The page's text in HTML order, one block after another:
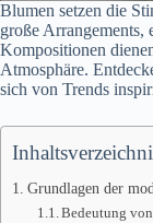
Blumen setzen die
große Arrangements,
Kompositionen
Atmosphäre.
sich von Trends
Grundlagen der
Bedeutung